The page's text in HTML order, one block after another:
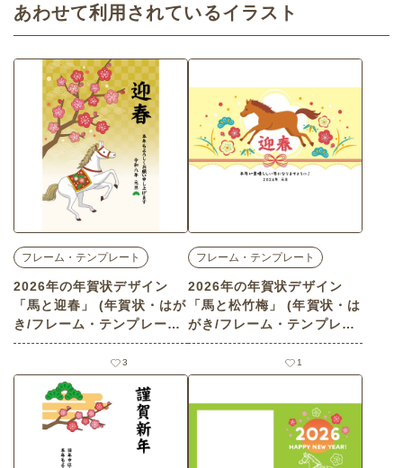
あわせて利用されているイラスト
フレーム・テンプレート
2026年の年賀状デザイン
「馬と迎春」 (年賀状・はが
き/フレーム・テンプレート
の介護イラスト素材)
3
フレーム・テンプレート
2026年の年賀状デザイン
「馬と松竹梅」 (年賀状・は
がき/フレーム・テンプレー
トの介護イラスト素材)
1